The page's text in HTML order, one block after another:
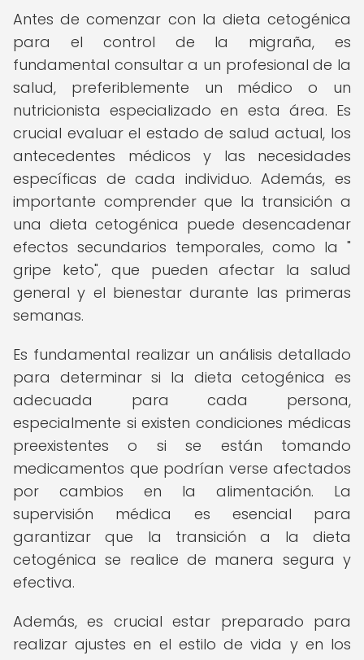
Antes de comenzar con la dieta cetogénica
para el control de la migraña, es
fundamental consultar a un profesional de la
salud, preferiblemente un médico o un
nutricionista especializado en esta área. Es
crucial evaluar el estado de salud actual, los
antecedentes médicos y las necesidades
específicas de cada individuo. Además, es
importante comprender que la transición a
una dieta cetogénica puede desencadenar
efectos secundarios temporales, como la "
gripe keto", que pueden afectar la salud
general y el bienestar durante las primeras
semanas.
Es fundamental realizar un análisis detallado
para determinar si la dieta cetogénica es
adecuada para cada persona,
especialmente si existen condiciones médicas
preexistentes o si se están tomando
medicamentos que podrían verse afectados
por cambios en la alimentación. La
supervisión médica es esencial para
garantizar que la transición a la dieta
cetogénica se realice de manera segura y
efectiva.
Además, es crucial estar preparado para
realizar ajustes en el estilo de vida y en los